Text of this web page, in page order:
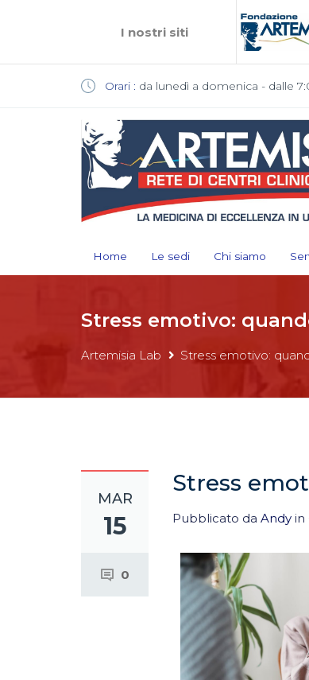
I nostri siti
Orari : da lunedì a domenica - dalle
Home Le sedi Chi siamo
Stress emotivo:
Artemisia Lab Stress emotivo:
MAR
15
0
Stress
Pubblicato da Andy in